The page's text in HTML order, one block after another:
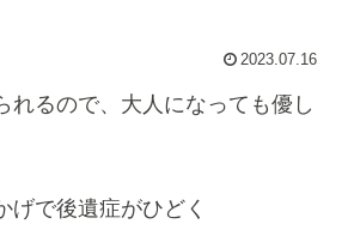
2023.07.16
るので、大人になっても優し
で後遺症がひどく